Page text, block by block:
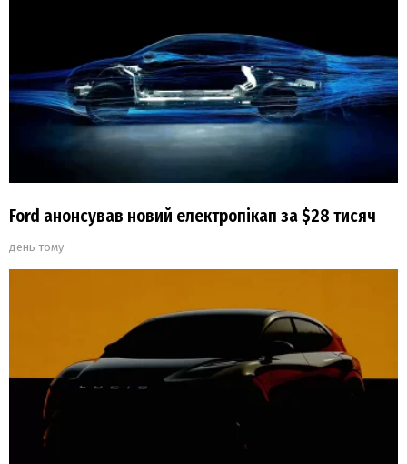
Ford анонсував новий електропікап за $28 тисяч
день тому